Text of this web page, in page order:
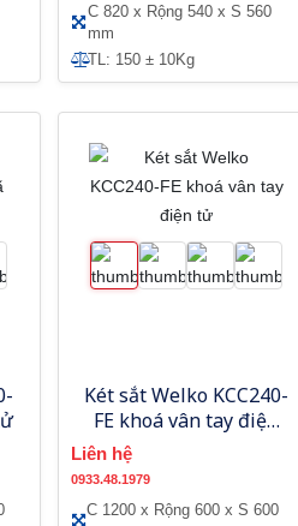
C 820 x Rộng 540 x S 560
mm
TL: 150 ± 10Kg
Két sắt Welko KCC240-
FE khoá vân tay điện
Liên hệ
0933.48.1979
C 1200 x Rộng 600 x S 600